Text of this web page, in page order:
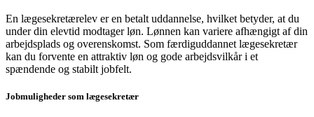
En lægesekretærelev er en betalt uddannelse, hvilket betyder, at du
under din elevtid modtager løn. Lønnen kan variere afhængigt af din
arbejdsplads og overenskomst. Som færdiguddannet lægesekretær
kan du forvente en attraktiv løn og gode arbejdsvilkår i et
spændende og stabilt jobfelt.
Jobmuligheder som lægesekretær